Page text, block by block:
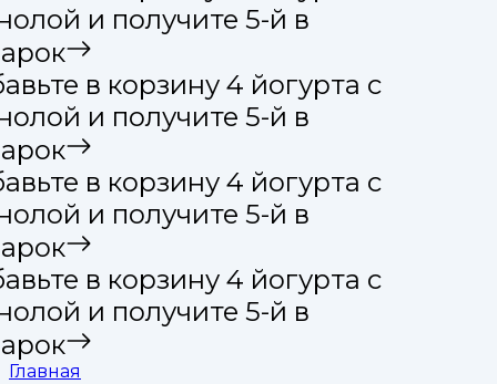
и получите 5-й в
в корзину 4 йогурта с
и получите 5-й в
в корзину 4 йогурта с
и получите 5-й в
в корзину 4 йогурта с
и получите 5-й в
Главная